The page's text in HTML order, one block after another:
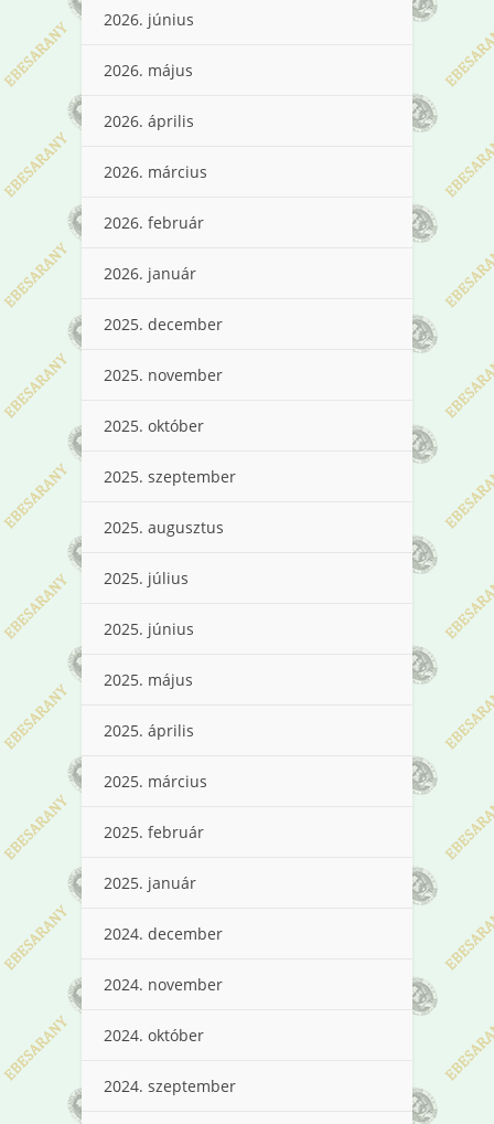
2026. június
2026. május
2026. április
2026. március
2026. február
2026. január
2025. december
2025. november
2025. október
2025. szeptember
2025. augusztus
2025. július
2025. június
2025. május
2025. április
2025. március
2025. február
2025. január
2024. december
2024. november
2024. október
2024. szeptember